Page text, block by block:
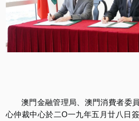
澳門金融管理局、澳門消費者委
心仲裁中心於二O一九年五月廿八日